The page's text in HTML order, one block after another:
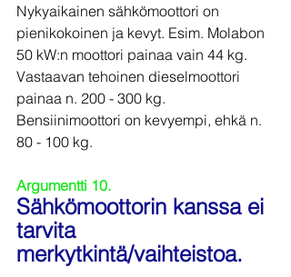
Nykyaikainen sähkömoottori on
pienikokoinen ja kevyt. Esim. Molabon
50 kW:n moottori painaa vain 44 kg.
Vastaavan tehoinen dieselmoottori
painaa n. 200 - 300 kg.
Bensiinimoottori on kevyempi, ehkä n.
80 - 100 kg.
Argumentti 10.
Sähkömoottorin kanssa ei
tarvita
merkytkintä/vaihteistoa.